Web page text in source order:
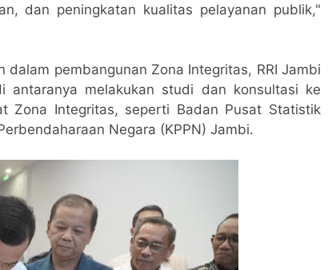
dan peningkatan kualitas pelayanan publik,"
pembangunan Zona Integritas, RRI Jambi
antaranya melakukan studi dan konsultasi ke
Zona Integritas, seperti Badan Pusat Statistik
Negara (KPPN) Jambi.